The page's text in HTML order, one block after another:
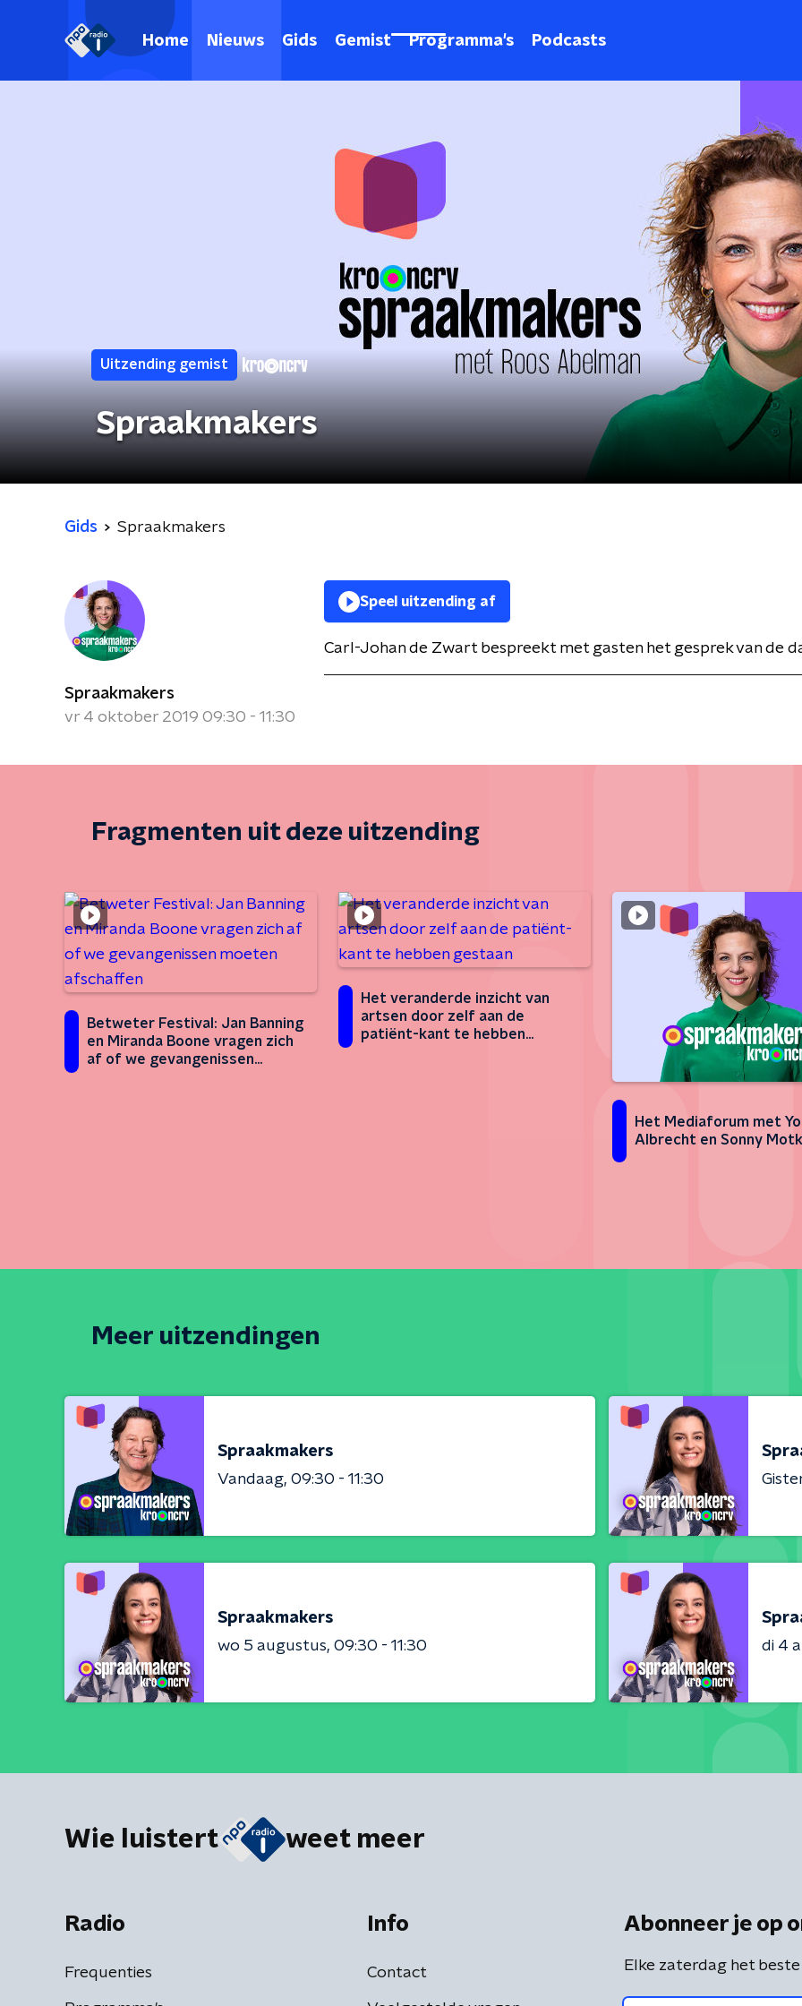
Home Nieuws Gids Gemist Programma's Podcasts
Uitzending gemist
Spraakmakers
Gids Spraakmakers
Spraakmakers
vr 4 oktober 2019 09:30 - 11:30
Speel uitzending af
Carl-Johan de Zwart bespreekt met gasten het gesprek van de
Fragmenten uit deze uitzending
Betweter Festival: Jan Banning
en Miranda Boone vragen zich
af of we gevangenissen
Het veranderde inzicht van
artsen door zelf aan de
patiënt-kant te hebben
Het Mediaforum met
Albrecht en Sonny
Meer uitzendingen
Spraakmakers
Vandaag 09:30 - 11:30
Spraakmakers
wo 5 augustus 09:30 - 11:30
di 4
Wie luistert weet meer
Radio
Frequenties
Info
Contact
Abonneer je op
Elke zaterdag het beste